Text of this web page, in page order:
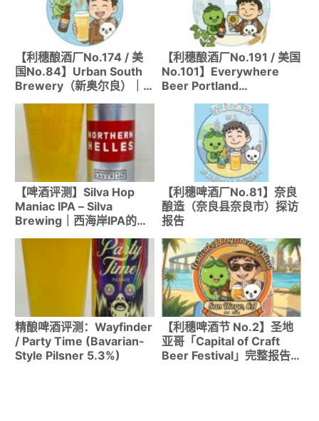
【利穗酿酒厂No.174 / 美
国No.84】Urban South
Brewery（新奥尔良）｜
Hazy IPA名酿酒厂
【利穗酿酒厂No.191 / 美国
No.101】Everywhere
Beer Portland
OR）｜WBC获奖！在波特
兰品味轻盈Hazy IPA
【啤酒评测】Silva Hop
Maniac IPA – Silva
Brewing｜西海岸IPA的真
谛，评分47/50
【利穗啤酒厂No.81】奈良
酿造（奈良县奈良市）探访
报告
精酿啤酒评测：Wayfinder
/ Party Time (Bavarian-
Style Pilsner 5.3%)
【利穗啤酒节 No.2】圣地
亚哥「Capital of Craft
Beer Festival」完整报告